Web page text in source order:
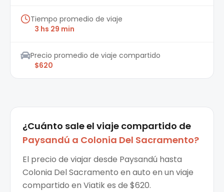
Tiempo promedio de viaje
3 hs 29 min
Precio promedio de viaje compartido
$620
¿Cuánto sale el viaje compartido de
Paysandú a Colonia Del Sacramento?
El precio de viajar desde Paysandú hasta
Colonia Del Sacramento en auto en un viaje
compartido en Viatik es de $620.